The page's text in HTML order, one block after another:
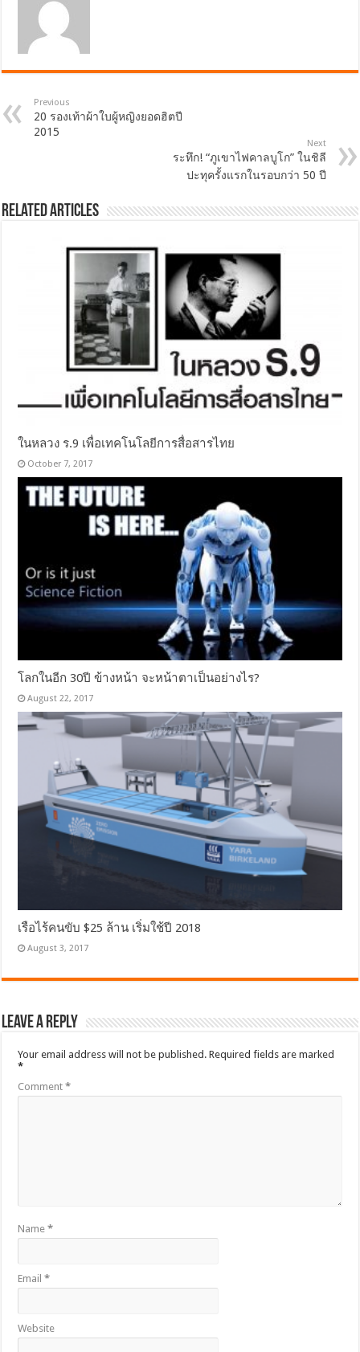
Previous
20 รองเท้าผ้าใบผู้หญิงยอดฮิตปี
2015
Next
ระทึก! “ภูเขาไฟคาลบูโก” ในชิลี
ปะทุครั้งแรกในรอบกว่า 50 ปี
Related Articles
ในหลวง ร.9 เพื่อเทคโนโลยีการสื่อสารไทย
October 7, 2017
โลกในอีก 30ปี ข้างหน้า จะหน้าตาเป็นอย่างไร?
August 22, 2017
เรือไร้คนขับ $25 ล้าน เริ่มใช้ปี 2018
August 3, 2017
Leave a Reply
Your email address will not be published. Required fields are marked
*
Comment*
Name*
Email*
Website